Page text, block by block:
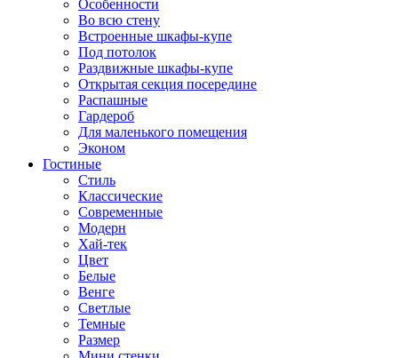
Особенности
Во всю стену
Встроенные шкафы-купе
Под потолок
Раздвижные шкафы-купе
Открытая секция посередине
Распашные
Гардероб
Для маленького помещения
Эконом
Гостиные
Стиль
Классические
Современные
Модерн
Хай-тек
Цвет
Белые
Венге
Светлые
Темные
Размер